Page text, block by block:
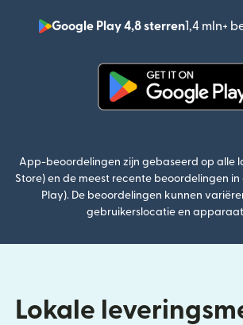
Google Play 4,8 sterren1,4 mln+
App-beoordelingen zijn gebaseerd op alle
Store) en de meest recente beoordelingen
Play). De beoordelingen kunnen
gebruikerslocatie en
Lokale